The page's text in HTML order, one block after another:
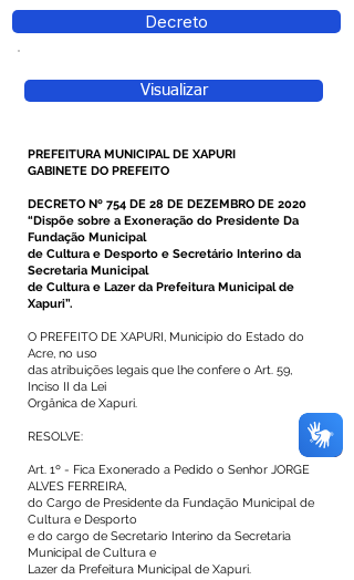
Decreto
Visualizar
PREFEITURA MUNICIPAL DE XAPURI
GABINETE DO PREFEITO
DECRETO Nº 754 DE 28 DE DEZEMBRO DE 2020
“Dispõe sobre a Exoneração do Presidente Da
Fundação Municipal
de Cultura e Desporto e Secretário Interino da
Secretaria Municipal
de Cultura e Lazer da Prefeitura Municipal de
Xapuri”.
O PREFEITO DE XAPURI, Município do Estado do
Acre, no uso
das atribuições legais que lhe confere o Art. 59,
Inciso II da Lei
Orgânica de Xapuri.
RESOLVE:
Art. 1º - Fica Exonerado a Pedido o Senhor JORGE
ALVES FERREIRA,
do Cargo de Presidente da Fundação Municipal de
Cultura e Desporto
e do cargo de Secretario Interino da Secretaria
Municipal de Cultura e
Lazer da Prefeitura Municipal de Xapuri.